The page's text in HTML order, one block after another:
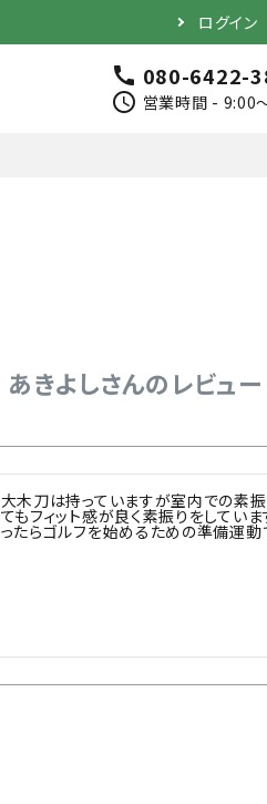
ログイン
call 080-6422-
schedule 営業時間 - 9:00
垂（単品）
防具袋
あきよしさんのレビュー
大木刀は持っていますが室内での素
てもフィット感が良く素振りをしてい
ったらゴルフを始めるための準備運動